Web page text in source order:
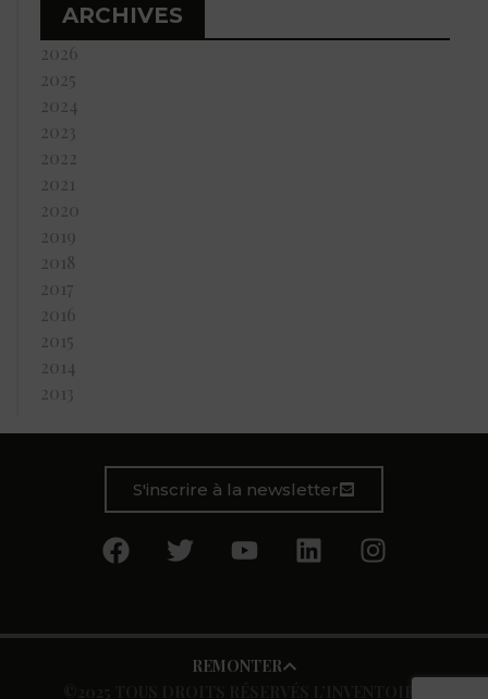
ARCHIVES
2026
2025
2024
2023
2022
2021
2020
2019
2018
2017
2016
2015
2014
2013
S'inscrire à la newsletter
REMONTER